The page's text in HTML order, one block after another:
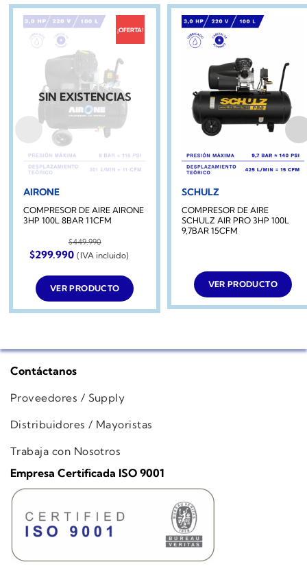
¡OFERTA!
SIN EXISTENCIAS
AIRONE
COMPRESOR DE AIRE AIRONE
3HP 100L 8BAR 11CFM
$449.990
El
precio
original
era:
$449.990.
$299.990El
precio
actual
es:
$299.990.
(IVA incluido)
VER PRODUCTO
SCHULZ
COMPRESOR DE AIRE
SCHULZ AIR PRO 3HP 100L
9,7BAR 15CFM
VER PRODUCTO
Contáctanos
Proveedores / Supply
Distribuidores / Mayoristas
Trabaja con Nosotros
Empresa Certificada ISO 9001